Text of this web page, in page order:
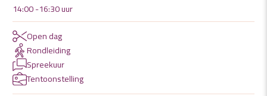
14:00 -16:30 uur
Open dag
Rondleiding
Spreekuur
Tentoonstelling